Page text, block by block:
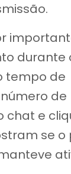
durante
tempo de
de
chat e
se o